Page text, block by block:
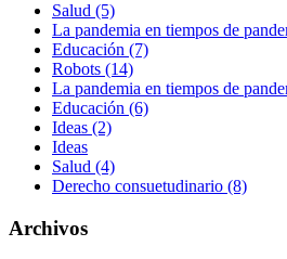
Salud (5)
La pandemia en tiempos de
Educación (7)
Robots (14)
La pandemia en tiempos de
Educación (6)
Ideas (2)
Ideas
Salud (4)
Derecho consuetudinario (8)
Archivos